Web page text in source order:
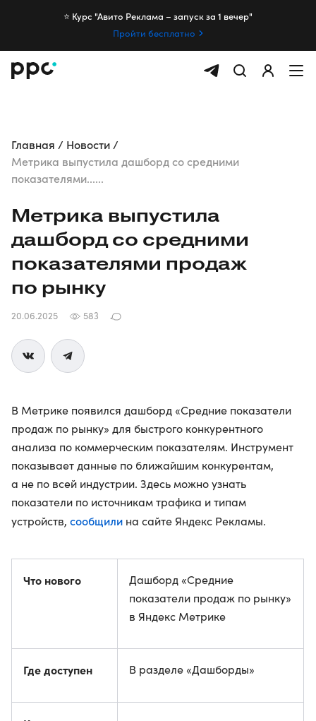
⭐️ Курс "Авито Реклама – запуск за 1 вечер"
Пройти бесплатно
Главная
Новости
Метрика выпустила дашборд со средними
показателями......
Метрика выпустила
дашборд со средними
показателями продаж
по рынку
20.06.2025 583
В Метрике появился дашборд «Средние показатели
продаж по рынку» для быстрого конкурентного
анализа по коммерческим показателям. Инструмент
показывает данные по ближайшим конкурентам,
а не по всей индустрии. Здесь можно узнать
показатели по источникам трафика и типам
устройств, сообщили на сайте Яндекс Рекламы.
Что нового
Дашборд «Средние
показатели продаж по рынку»
в Яндекс Метрике
Где доступен В разделе «Дашборды»